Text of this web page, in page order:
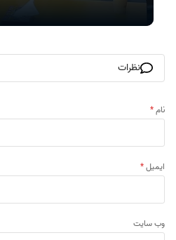
نظرات
نام*
ایمیل*
وب‌ سایت